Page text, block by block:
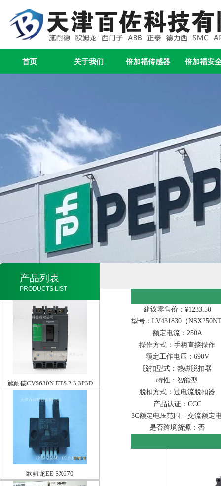
首页 关于我们 倍加福传感器 倍加福安
产品列表
PRODUCTS LIST
施耐德CVS630N ETS 2.3 3P3D
欧姆龙EE-SX670
建议零售价：¥1233.50
型号：LV431830（
额定电流：250A
操作方式：手柄直接操作
额定工作电压：690V
脱扣型式：热磁脱扣器
特性：智能型
脱扣方式：过电流脱扣器
产品认证：CCC
3C额定电压范围：交流额定
是否跨境货源：否